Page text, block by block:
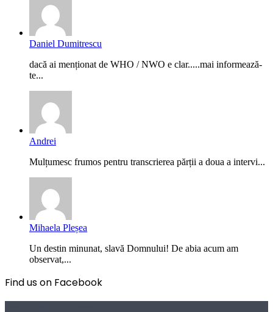
Daniel Dumitrescu
dacă ai menționat de WHO / NWO e clar.....mai informează-
te...
Andrei
Mulțumesc frumos pentru transcrierea părții a doua a intervi...
Mihaela Pleșea
Un destin minunat, slavă Domnului! De abia acum am
observat,...
Find us on Facebook